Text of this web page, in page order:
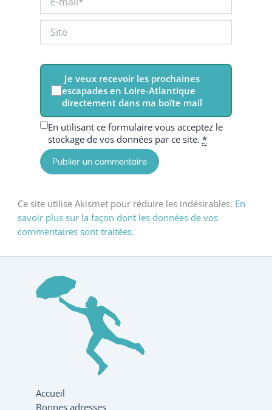
mail*
Je veux recevoir les prochaines
escapades en Loire-Atlantique
directement dans ma boîte mail
En utilisant ce formulaire vous acceptez le
stockage de vos données par ce site. *
Ce site utilise Akismet pour réduire les indésirables. En
savoir plus sur la façon dont les données de vos
commentaires sont traitées.
Accueil
Bonnes adresses